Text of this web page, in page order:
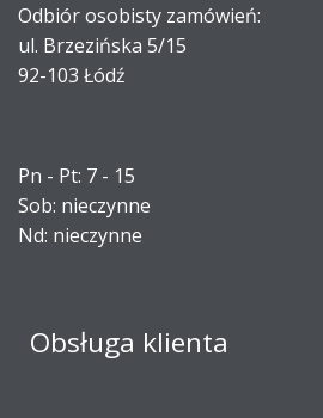
Odbiór osobisty zamówień:
ul. Brzezińska 5/15
92-103 Łódź
Pn - Pt: 7 - 15
Sob: nieczynne
Nd: nieczynne
Obsługa klienta